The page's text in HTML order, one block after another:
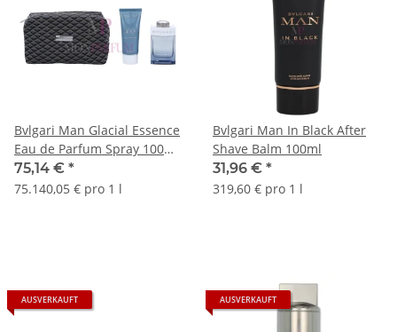
Bvlgari Man Glacial Essence
Eau de Parfum Spray 100ml
/ After Shave Balm 100ml /
Pouch
75,14 € *
75.140,05 € pro 1 l
Bvlgari Man In Black After
Shave Balm 100ml
31,96 € *
319,60 € pro 1 l
AUSVERKAUFT AUSVERKAUFT